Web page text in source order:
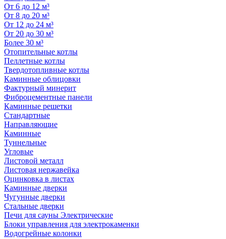
От 6 до 12 м³
От 8 до 20 м³
От 12 до 24 м³
От 20 до 30 м³
Более 30 м³
Отопительные котлы
Пеллетные котлы
Твердотопливные котлы
Каминные облицовки
Фактурный минерит
Фиброцементные панели
Каминные решетки
Стандартные
Направляющие
Каминные
Туннельные
Угловые
Листовой металл
Листовая нержавейка
Оцинковка в листах
Каминные дверки
Чугунные дверки
Стальные дверки
Печи для сауны Электрические
Блоки управления для электрокаменки
Водогрейные колонки